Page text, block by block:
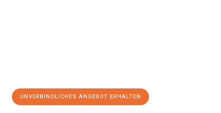
UNVERBINDLICHES ANGEBOT ERHALTEN